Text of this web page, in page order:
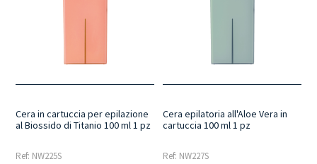
Cera in cartuccia per epilazione
al Biossido di Titanio 100 ml 1 pz
Ref: NW225S
Cera epilatoria all'Aloe Vera in
cartuccia 100 ml 1 pz
Ref: NW227S